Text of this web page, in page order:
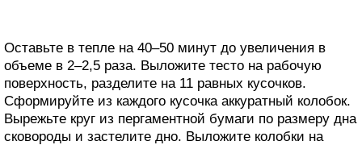
Оставьте в тепле на 40–50 минут до увеличения в
объеме в 2–2,5 раза. Выложите тесто на рабочую
поверхность, разделите на 11 равных кусочков.
Сформируйте из каждого кусочка аккуратный колобок.
Вырежьте круг из пергаментной бумаги по размеру дна
сковороды и застелите дно. Выложите колобки на